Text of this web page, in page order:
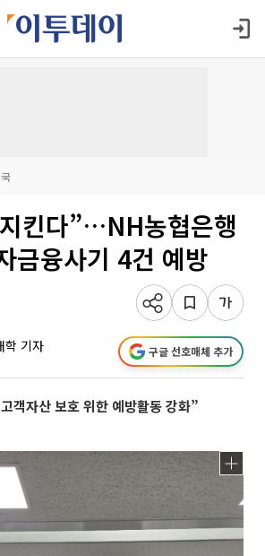
킨다”…NH농협은행
금융사기 4건 예방
학 기자 구글 선호매체 추가
객자산 보호 위한 예방활동 강화”